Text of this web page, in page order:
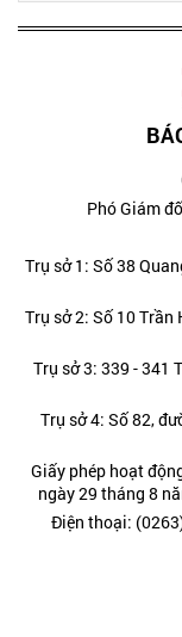
Phó Giám
Trụ sở 1: Số 38
Trụ sở 2: Số 10
Trụ sở 3: 339 - 341
Trụ sở 4: Số 82,
Giấy phép hoạt
ngày 29 tháng 8
Điện thoại: